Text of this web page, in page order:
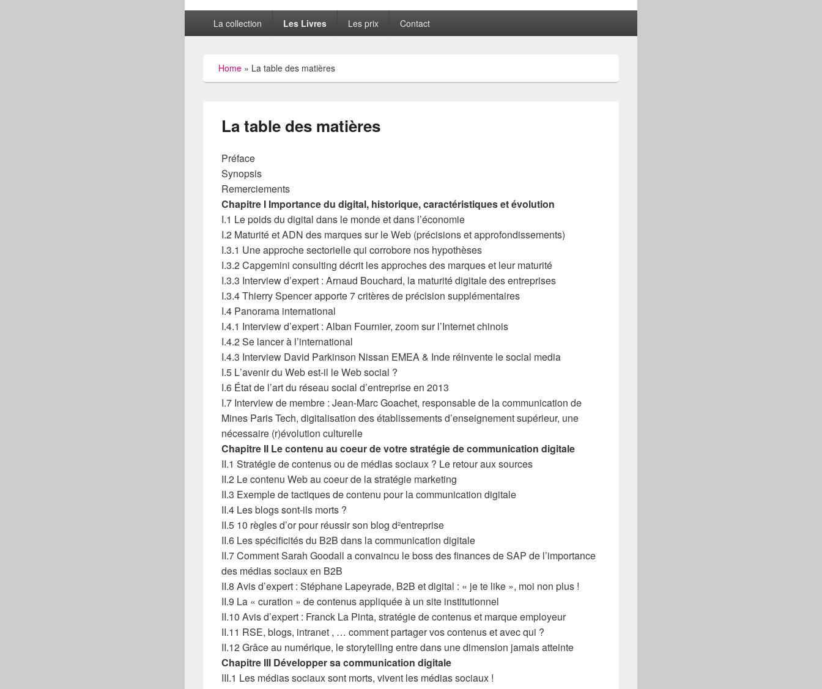
La collection Les Livres Les prix Contact
Home » La table des matières
La table des matières
Préface
Synopsis
Remerciements
Chapitre I Importance du digital, historique, caractéristiques et évolution
I.1 Le poids du digital dans le monde et dans l’économie
I.2 Maturité et ADN des marques sur le Web (précisions et approfondissements)
I.3.1 Une approche sectorielle qui corrobore nos hypothèses
I.3.2 Capgemini consulting décrit les approches des marques et leur maturité
I.3.3 Interview d’expert : Arnaud Bouchard, la maturité digitale des entreprises
I.3.4 Thierry Spencer apporte 7 critères de précision supplémentaires
I.4 Panorama international
I.4.1 Interview d’expert : Alban Fournier, zoom sur l’Internet chinois
I.4.2 Se lancer à l’international
I.4.3 Interview David Parkinson Nissan EMEA & Inde réinvente le social media
I.5 L’avenir du Web est-il le Web social ?
I.6 État de l’art du réseau social d’entreprise en 2013
I.7 Interview de membre : Jean-Marc Goachet, responsable de la communication de
Mines Paris Tech, digitalisation des établissements d’enseignement supérieur, une
nécessaire (r)évolution culturelle
Chapitre II Le contenu au coeur de votre stratégie de communication digitale
II.1 Stratégie de contenus ou de médias sociaux ? Le retour aux sources
II.2 Le contenu Web au coeur de la stratégie marketing
II.3 Exemple de tactiques de contenu pour la communication digitale
II.4 Les blogs sont-ils morts ?
II.5 10 règles d’or pour réussir son blog d²entreprise
II.6 Les spécificités du B2B dans la communication digitale
II.7 Comment Sarah Goodall a convaincu le boss des finances de SAP de l’importance
des médias sociaux en B2B
II.8 Avis d’expert : Stéphane Lapeyrade, B2B et digital : « je te like », moi non plus !
II.9 La « curation » de contenus appliquée à un site institutionnel
II.10 Avis d’expert : Franck La Pinta, stratégie de contenus et marque employeur
II.11 RSE, blogs, intranet , … comment partager vos contenus et avec qui ?
II.12 Grâce au numérique, le storytelling entre dans une dimension jamais atteinte
Chapitre III Développer sa communication digitale
III.1 Les médias sociaux sont morts, vivent les médias sociaux !